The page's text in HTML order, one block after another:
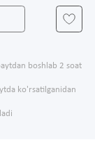
boshlab 2 soat
ko'rsatilganidan